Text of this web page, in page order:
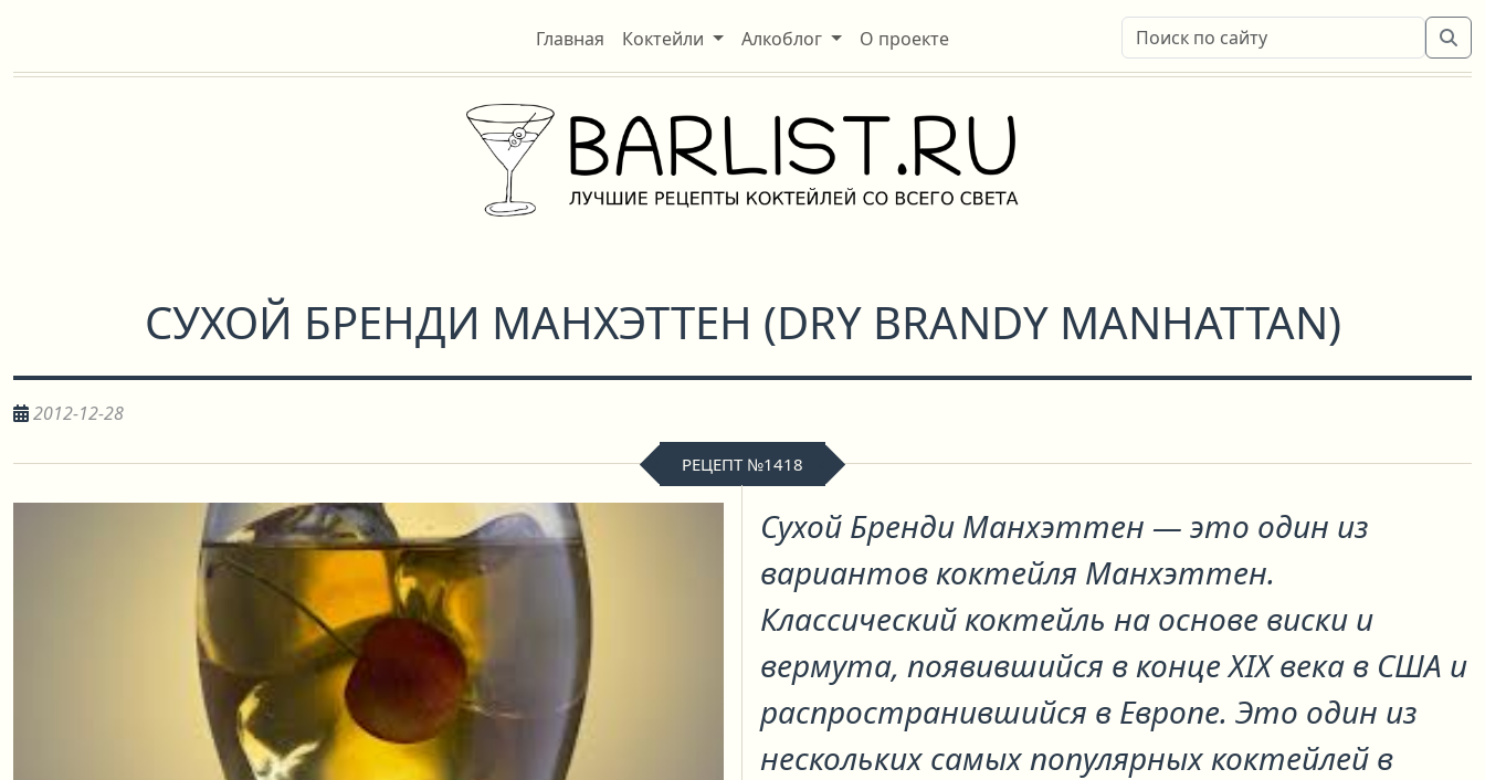
Главная Коктейли Алкоблог О проекте
СУХОЙ БРЕНДИ МАНХЭТТЕН (DRY BRANDY MANHATTAN)
2012-12-28
РЕЦЕПТ №1418
Сухой Бренди Манхэттен — это один из
вариантов коктейля Манхэттен.
Классический коктейль на основе виски и
вермута, появившийся в конце XIX века в США и
распространившийся в Европе. Это один из
нескольких самых популярных коктейлей в